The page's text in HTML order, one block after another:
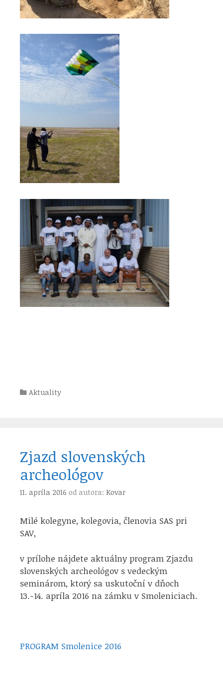
Kategórie
Aktuality
Zjazd slovenských
archeológov
11. apríla 2016 od autora: Kovar
Milé kolegyne, kolegovia, členovia SAS pri
SAV,
v prílohe nájdete aktuálny program Zjazdu
slovenských archeológov s vedeckým
seminárom, ktorý sa uskutoční v dňoch
13.-14. apríla 2016 na zámku v Smoleniciach.
PROGRAM Smolenice 2016